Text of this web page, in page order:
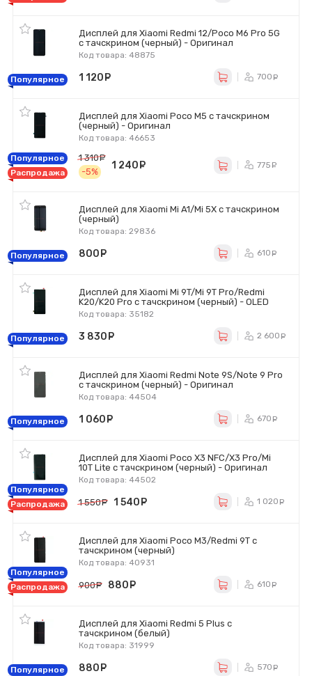
Дисплей для Xiaomi Redmi 12/Poco M6 Pro 5G
с тачскрином (черный) - Оригинал
Код товара: 48875
Популярное 1 120 700
Дисплей для Xiaomi Poco M5 с тачскрином
(черный) - Оригинал
Код товара: 46653
Популярное
Распродажа
1 310
-5%
1 240 775
Дисплей для Xiaomi Mi A1/Mi 5X с тачскрином
(черный)
Код товара: 29836
Популярное 800 610
Дисплей для Xiaomi Mi 9T/Mi 9T Pro/Redmi
K20/K20 Pro с тачскрином (черный) - OLED
Код товара: 35182
Популярное 3 830 2 600
Дисплей для Xiaomi Redmi Note 9S/Note 9 Pro
с тачскрином (черный) - Оригинал
Код товара: 44504
Популярное 1 060 670
Дисплей для Xiaomi Poco X3 NFC/X3 Pro/Mi
10T Lite с тачскрином (черный) - Оригинал
Код товара: 44502
Популярное
Распродажа
1 550 руб.
1 540 1 020
Дисплей для Xiaomi Poco M3/Redmi 9T с
тачскрином (черный)
Код товара: 40931
Популярное
Распродажа
900 руб.
880 610
Дисплей для Xiaomi Redmi 5 Plus с
тачскрином (белый)
Код товара: 31999
Популярное 880 570